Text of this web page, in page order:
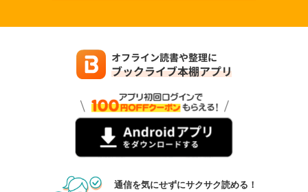
通信を気にせずにサクサク読める！